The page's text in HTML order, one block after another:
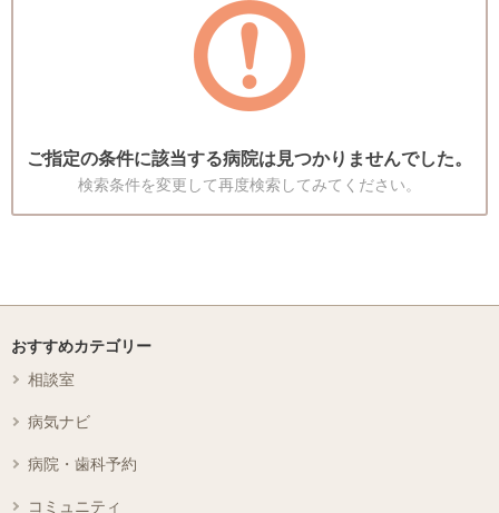
ご指定の条件に該当する病院は見つかりませんでした。
検索条件を変更して再度検索してみてください。
おすすめカテゴリー
相談室
病気ナビ
病院・歯科予約
コミュニティ